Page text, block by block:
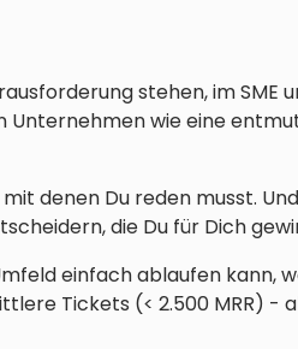
stehen, im SME
Unternehmen wie eine
denen Du reden musst.
die Du für Dich
einfach ablaufen kann,
Tickets (< 2.500 MRR) -